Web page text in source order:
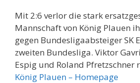
Mit 2:6 verlor die stark
Mannschaft von König Plauen
gegen Bundesligaabsteiger SK
zweiten Bundesliga. Viktor
Espig und Roland Pfretzschner
König Plauen – Homepage